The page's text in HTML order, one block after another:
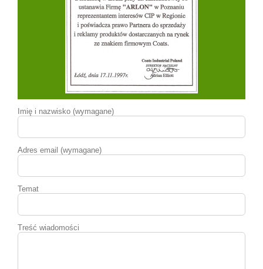
Imię i nazwisko (wymagane)
Adres email (wymagane)
Temat
Treść wiadomości